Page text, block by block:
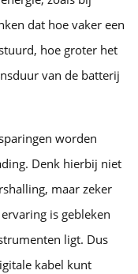
dat hoe vaker een
hoe groter het
van de batterij
worden
Denk hierbij niet
maar zeker
is gebleken
ligt. Dus
kabel kunt